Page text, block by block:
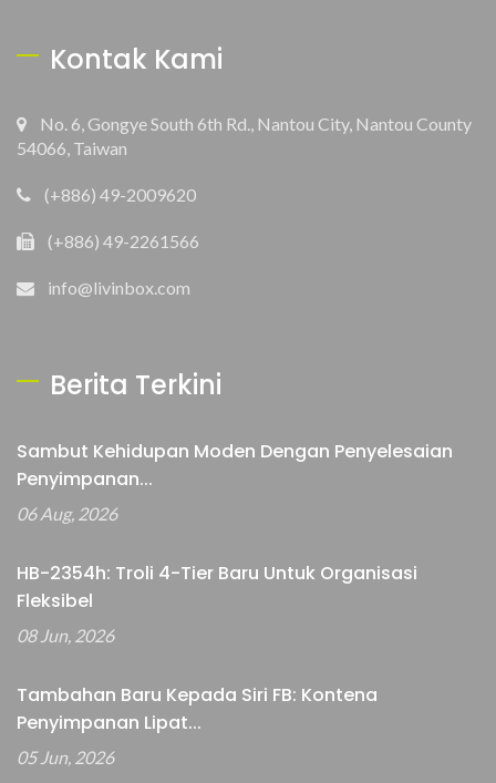
Kontak Kami
No. 6, Gongye South 6th Rd., Nantou City, Nantou County
54066, Taiwan
(+886) 49-2009620
(+886) 49-2261566
info@livinbox.com
Berita Terkini
Sambut Kehidupan Moden Dengan Penyelesaian
Penyimpanan...
06 Aug, 2026
HB-2354h: Troli 4-Tier Baru Untuk Organisasi
Fleksibel
08 Jun, 2026
Tambahan Baru Kepada Siri FB: Kontena
Penyimpanan Lipat...
05 Jun, 2026